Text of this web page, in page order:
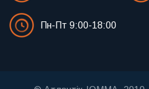
Пн-Пт 9:00-18:00